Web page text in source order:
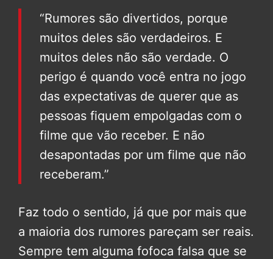
“Rumores são divertidos, porque
muitos deles são verdadeiros. E
muitos deles não são verdade. O
perigo é quando você entra no jogo
das expectativas de querer que as
pessoas fiquem empolgadas com o
filme que vão receber. E não
desapontadas por um filme que não
receberam.”
Faz todo o sentido, já que por mais que
a maioria dos rumores pareçam ser reais.
Sempre tem alguma fofoca falsa que se